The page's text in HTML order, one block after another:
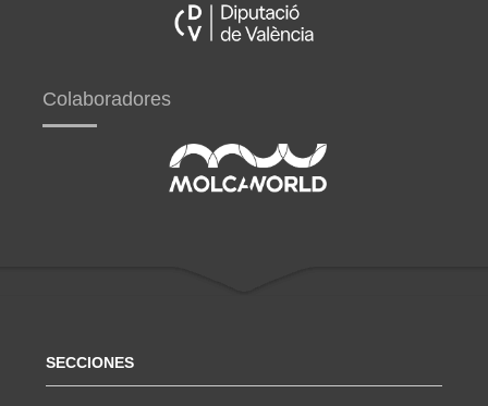
Colaboradores
SECCIONES